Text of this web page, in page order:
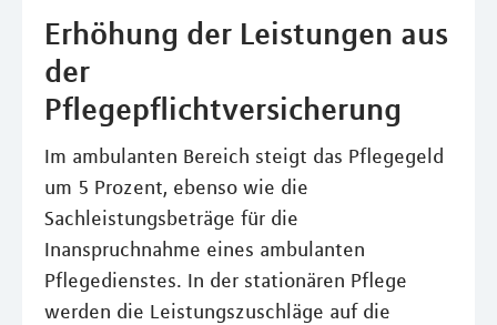
Erhöhung der Leistungen aus
der
Pflegepflichtversicherung
Im ambulanten Bereich steigt das Pflegegeld
um 5 Prozent, ebenso wie die
Sachleistungsbeträge für die
Inanspruchnahme eines ambulanten
Pflegedienstes. In der stationären Pflege
werden die Leistungszuschläge auf die